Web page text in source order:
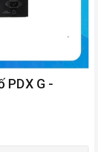
PDX G -